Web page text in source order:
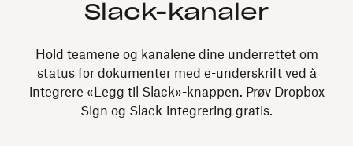
Slack-kanaler
Hold teamene og kanalene dine underrettet om
status for dokumenter med e-underskrift ved å
integrere «Legg til Slack»-knappen. Prøv Dropbox
Sign og Slack-integrering gratis.